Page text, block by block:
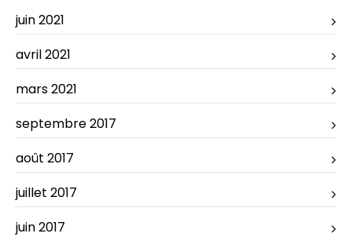
juin 2021
avril 2021
mars 2021
septembre 2017
août 2017
juillet 2017
juin 2017